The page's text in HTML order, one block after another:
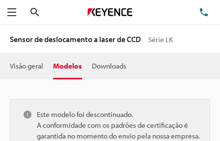
Menu
Sensor de deslocamento a laser de CCD Série LK
Visão geral Modelos Downloads
Este modelo foi descontinuado.
A conformidade com os padrões de certificação é
garantida no momento do envio pela nossa empresa.